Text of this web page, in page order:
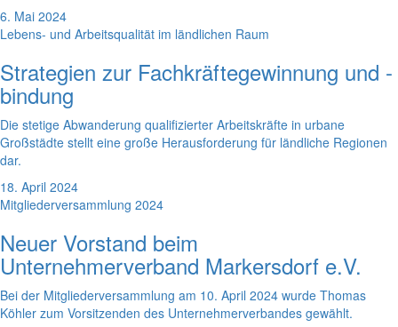
6. Mai 2024
Lebens- und Arbeitsqualität im ländlichen Raum
Strategien zur Fachkräftegewinnung und -
bindung
Die stetige Abwanderung qualifizierter Arbeitskräfte in urbane
Großstädte stellt eine große Herausforderung für ländliche Regionen
dar.
18. April 2024
Mitgliederversammlung 2024
Neuer Vorstand beim
Unternehmerverband Markersdorf e.V.
Bei der Mitgliederversammlung am 10. April 2024 wurde Thomas
Köhler zum Vorsitzenden des Unternehmerverbandes gewählt.